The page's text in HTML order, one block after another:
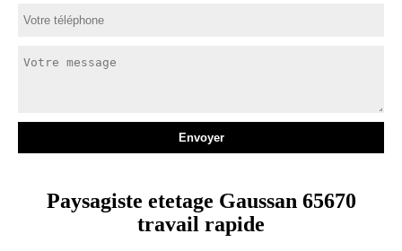
Paysagiste etetage Gaussan 65670
travail rapide